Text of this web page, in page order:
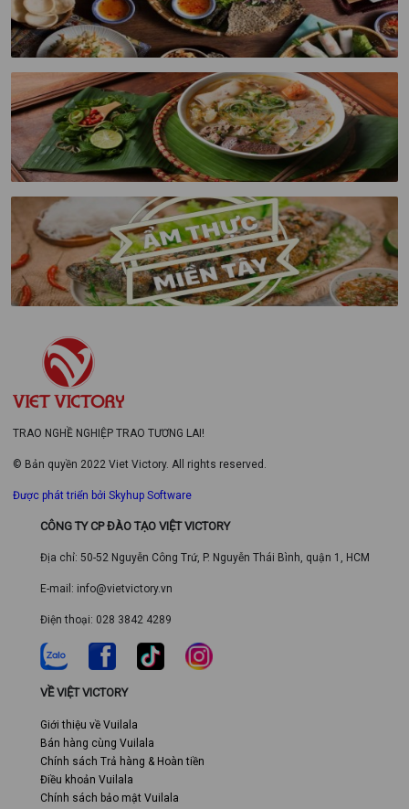
TRAO NGHỀ NGHIỆP TRAO TƯƠNG LAI!
© Bản quyền 2022 Viet Victory. All rights reserved.
Được phát triển bởi Skyhup Software
CÔNG TY CP ĐÀO TẠO VIỆT VICTORY
Địa chỉ: 50-52 Nguyễn Công Trứ, P. Nguyễn Thái Bình, quận 1, HCM
E-mail: info@vietvictory.vn
Điện thoại: 028 3842 4289
VỀ VIỆT VICTORY
Giới thiệu về Vuilala
Bán hàng cùng Vuilala
Chính sách Trả hàng & Hoàn tiền
Điều khoản Vuilala
Chính sách bảo mật Vuilala